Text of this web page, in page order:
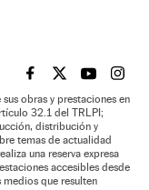
EL PAÍS BRASIL EN
EL PAÍSEL PAÍS
EL
obras y prestaciones en
32.1 del TRLPI;
distribución y
temas de actualidad
una reserva expresa
accesibles desde
que resulten